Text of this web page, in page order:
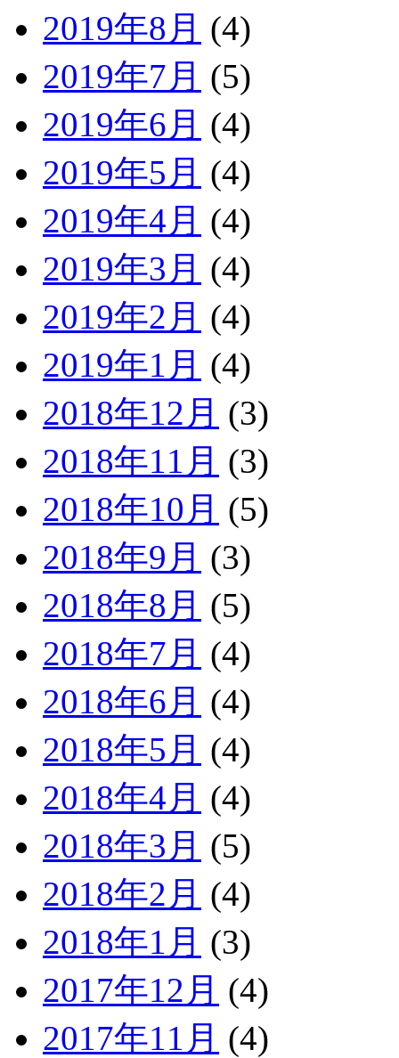
2019年8月 (4)
2019年7月 (5)
2019年6月 (4)
2019年5月 (4)
2019年4月 (4)
2019年3月 (4)
2019年2月 (4)
2019年1月 (4)
2018年12月 (3)
2018年11月 (3)
2018年10月 (5)
2018年9月 (3)
2018年8月 (5)
2018年7月 (4)
2018年6月 (4)
2018年5月 (4)
2018年4月 (4)
2018年3月 (5)
2018年2月 (4)
2018年1月 (3)
2017年12月 (4)
2017年11月 (4)